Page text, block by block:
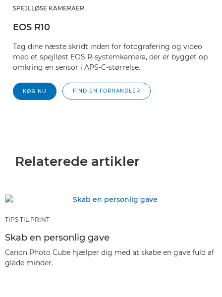
SPEJLLØSE KAMERAER
EOS R10
Tag dine næste skridt inden for fotografering og video
med et spejlløst EOS R-systemkamera, der er bygget op
omkring en sensor i APS-C-størrelse.
KØB NU FIND EN FORHANDLER
Relaterede artikler
TIPS TIL PRINT
Skab en personlig gave
Canon Photo Cube hjælper dig med at skabe en gave fuld af
glade minder.